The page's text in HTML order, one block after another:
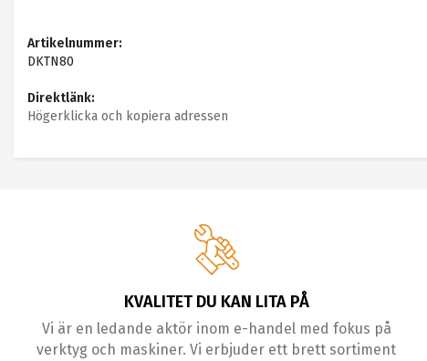
Artikelnummer:
DKTN80
Direktlänk:
Högerklicka och kopiera adressen
KVALITET DU KAN LITA PÅ
Vi är en ledande aktör inom e-handel med fokus på
verktyg och maskiner. Vi erbjuder ett brett sortiment